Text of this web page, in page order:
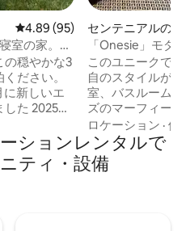
レビュー95件、5つ星中4.89つ
4.89 (95)
室の家。デ
の穏やかな3
ださい。
に新しいエ
た 2025年
と病院まで
センテニアルのゲ
ト
「Onesie」モダ
ッドアパート！
このユニークでモ
自のスタイルがあ
室、バスルーム1
ズのマーフィーベ
わっているこの
プル、お子様1人
す。デンバー・テ
く、フィドラーズ
ロケーション ·価
ションレンタルで
ティ・設備